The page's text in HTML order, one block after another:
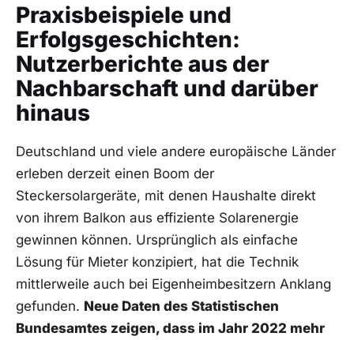
Praxisbeispiele und
‍Erfolgsgeschichten:
Nutzerberichte aus ‍der
⁢Nachbarschaft und darüber
⁣hinaus
Deutschland und viele andere europäische Länder⁣
erleben⁣ derzeit ‍einen Boom der
Steckersolargeräte, mit denen Haushalte direkt
‍von ihrem Balkon aus effiziente Solarenergie‍
gewinnen können. Ursprünglich als ⁢einfache
Lösung ⁢für⁣ Mieter ‍konzipiert, hat ‍die Technik
mittlerweile auch bei Eigenheimbesitzern ‍Anklang
gefunden. Neue Daten des Statistischen
Bundesamtes zeigen, ‌dass im Jahr ⁣2022 mehr